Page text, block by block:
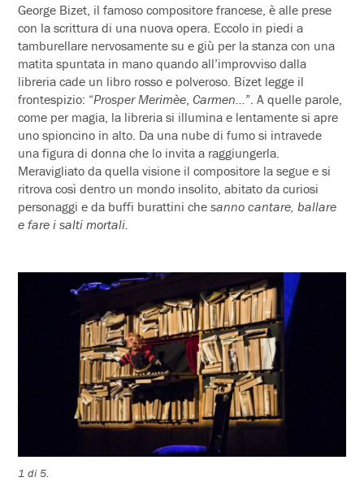
George Bizet, il famoso compositore francese, è alle prese
con la scrittura di una nuova opera. Eccolo in piedi a
tamburellare nervosamente su e giù per la stanza con una
matita spuntata in mano quando all’improvviso dalla
libreria cade un libro rosso e polveroso. Bizet legge il
frontespizio: “Prosper Merimèe Carmen… ”. A quelle parole,
come per magia, la libreria si illumina e lentamente si apre
uno spioncino in alto. Da una nube di fumo si intravede
una figura di donna che lo invita a raggiungerla.
Meravigliato da quella visione il compositore la segue e si
ritrova così dentro un mondo insolito, abitato da curiosi
personaggi e da buffi burattini chesanno cantare, ballare
e fare i salti mortali.
1 di 5.